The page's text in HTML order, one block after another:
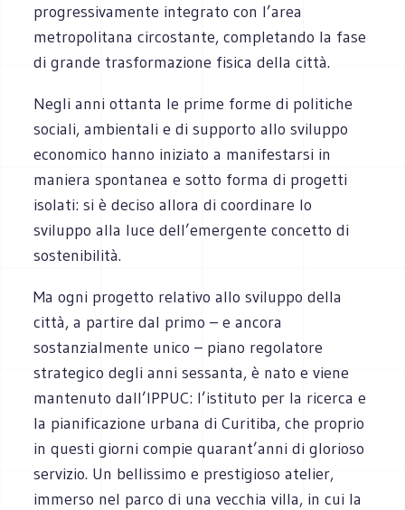
progressivamente integrato con l’area
metropolitana circostante, completando la fase
di grande trasformazione fisica della città.
Negli anni ottanta le prime forme di politiche
sociali, ambientali e di supporto allo sviluppo
economico hanno iniziato a manifestarsi in
maniera spontanea e sotto forma di progetti
isolati: si è deciso allora di coordinare lo
sviluppo alla luce dell’emergente concetto di
sostenibilità.
Ma ogni progetto relativo allo sviluppo della
città, a partire dal primo – e ancora
sostanzialmente unico – piano regolatore
strategico degli anni sessanta, è nato e viene
mantenuto dall’IPPUC: l’istituto per la ricerca e
la pianificazione urbana di Curitiba, che proprio
in questi giorni compie quarant’anni di glorioso
servizio. Un bellissimo e prestigioso atelier,
immerso nel parco di una vecchia villa, in cui la